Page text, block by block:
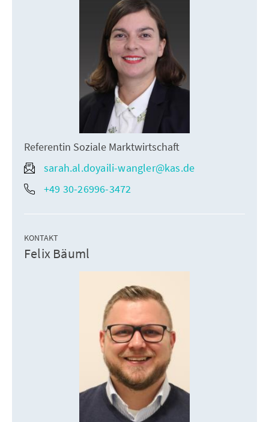
Referentin Soziale Marktwirtschaft
sarah.al.doyaili-wangler@kas.de
+49 30-26996-3472
KONTAKT
Felix Bäuml